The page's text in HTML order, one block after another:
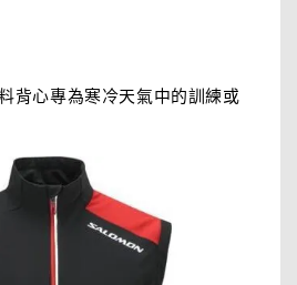
背心專為寒冷天氣中的訓練或